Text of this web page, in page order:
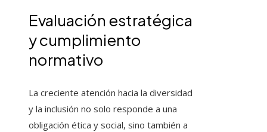
Evaluación estratégica
y cumplimiento
normativo
La creciente atención hacia la diversidad
y la inclusión no solo responde a una
obligación ética y social, sino también a